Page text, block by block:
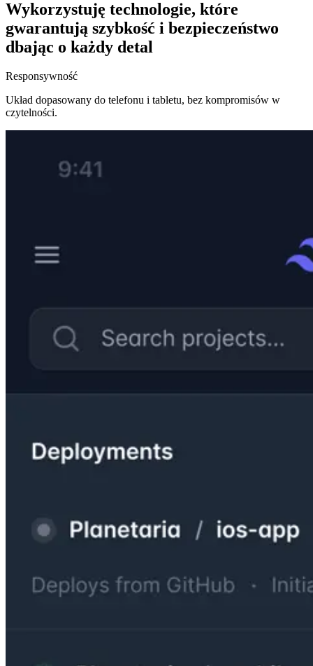
Wykorzystuję technologie, które
gwarantują szybkość i bezpieczeństwo
dbając o każdy detal
Responsywność
Układ dopasowany do telefonu i tabletu, bez kompromisów w
czytelności.